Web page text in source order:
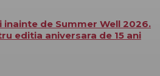
de Summer Well 2026.
editia aniversara de 15 ani